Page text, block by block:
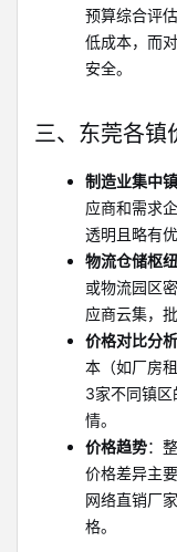
预算综合评
低成本，而
安全。
三、东莞各镇
制造业集中
应商和需求
透明且略有
物流仓储枢
或物流园区
应商云集，
价格对比分析
本（如厂房
3家不同镇
情。
价格趋势：
价格差异主
网络直销厂
格。